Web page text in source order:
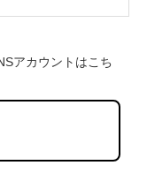
アカウントはこち